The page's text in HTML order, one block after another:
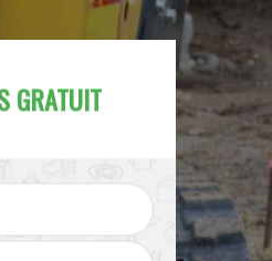
de Pose de grillage 37
GRATUIT